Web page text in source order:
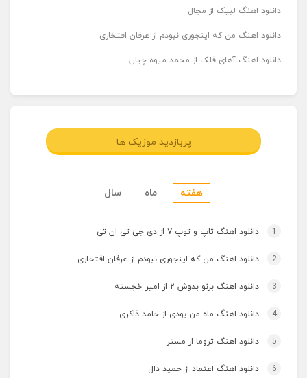
دانلود اهنگ لبیک از مجال
دانلود اهنگ من که اینجوری نبودم از عرفان افتخاری
دانلود اهنگ آهای فلک از محمد میوه چیان
پربازدید موزیک ها
هفته ماه سال
1 دانلود اهنگ تاپ و توپ ۷ از دی جی تی ان تی
2 دانلود اهنگ من که اینجوری نبودم از عرفان افتخاری
3 دانلود اهنگ برنو بدوش ۲ از امیر خجسته
4 دانلود اهنگ ماه من بودی از حامد ذاکری
5 دانلود اهنگ تروما از مستر
6 دانلود اهنگ اعتماد از حمید دال